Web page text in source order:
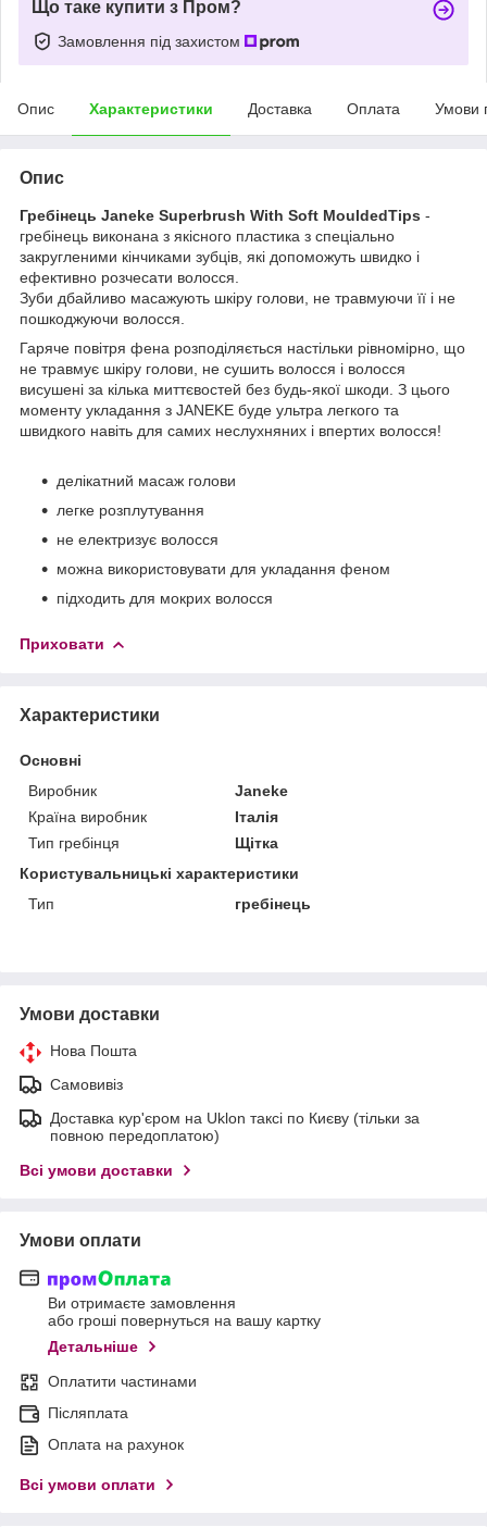
Що таке купити з Пром?
Замовлення під захистом
Опис Характеристики Доставка Оплата Умови
Опис
Гребінець Janeke Superbrush With Soft MouldedTips -
гребінець виконана з якісного пластика з спеціально
закругленими кінчиками зубців, які допоможуть швидко і
ефективно розчесати волосся.
Зуби дбайливо масажують шкіру голови, не травмуючи її і не
пошкоджуючи волосся.
Гаряче повітря фена розподіляється настільки рівномірно, що
не травмує шкіру голови, не сушить волосся і волосся
висушені за кілька миттєвостей без будь-якої шкоди. З цього
моменту укладання з JANEKE буде ультра легкого та
швидкого навіть для самих неслухняних і впертих волосся!
делікатний масаж голови
легке розплутування
не електризує волосся
можна використовувати для укладання феном
підходить для мокрих волосся
Приховати
Характеристики
Основні
Виробник
Janeke
Країна виробник
Італія
Тип гребінця
Щітка
Користувальницькі характеристики
Тип
гребінець
Умови доставки
Нова Пошта
Самовивіз
Доставка кур'єром на Uklon таксі по Києву (тільки за
повною передоплатою)
Всі умови доставки
Умови оплати
Ви отримаєте замовлення
або гроші повернуться на вашу картку
Детальніше
Оплатити частинами
Післяплата
Оплата на рахунок
Всі умови оплати